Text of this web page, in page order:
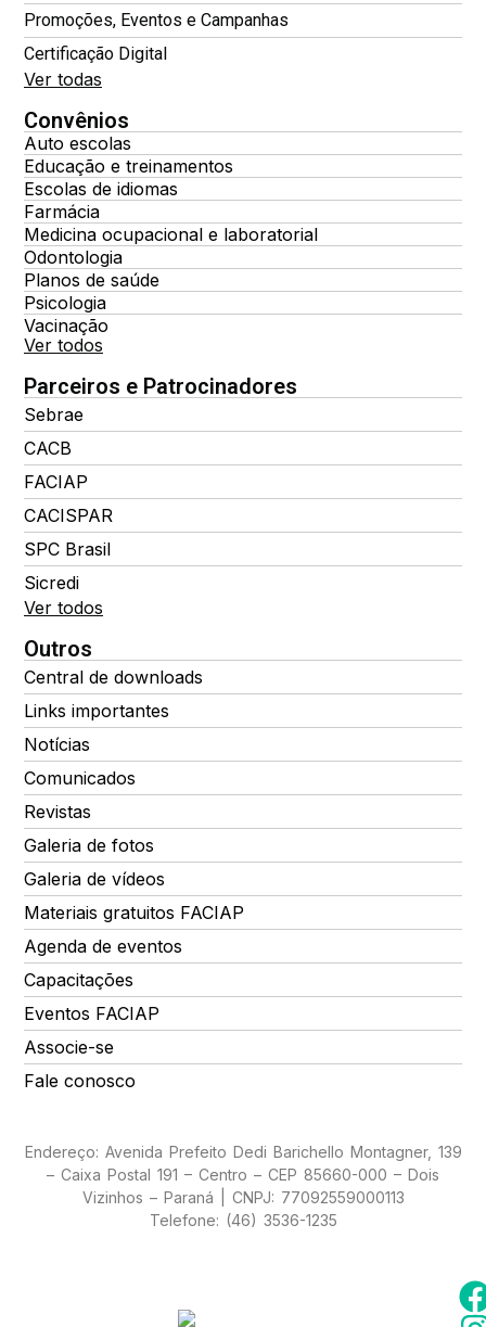
Promoções, Eventos e Campanhas
Certificação Digital
Ver todas
Convênios
Auto escolas
Educação e treinamentos
Escolas de idiomas
Farmácia
Medicina ocupacional e laboratorial
Odontologia
Planos de saúde
Psicologia
Vacinação
Ver todos
Parceiros e Patrocinadores
Sebrae
CACB
FACIAP
CACISPAR
SPC Brasil
Sicredi
Ver todos
Outros
Central de downloads
Links importantes
Notícias
Comunicados
Revistas
Galeria de fotos
Galeria de vídeos
Materiais gratuitos FACIAP
Agenda de eventos
Capacitações
Eventos FACIAP
Associe-se
Fale conosco
Endereço: Avenida Prefeito Dedi Barichello Montagner, 139
– Caixa Postal 191 – Centro – CEP 85660-000 – Dois
Vizinhos – Paraná | CNPJ: 77092559000113
Telefone: (46) 3536-1235